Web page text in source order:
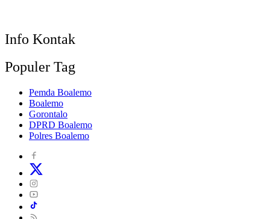
Info Kontak
Populer Tag
Pemda Boalemo
Boalemo
Gorontalo
DPRD Boalemo
Polres Boalemo